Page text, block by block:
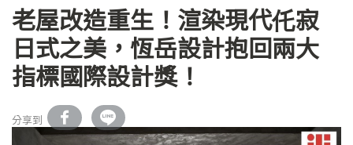
老屋改造重生！渲染現代仛寂
日式之美，恆岳設計抱回兩大
指標國際設計獎！
分享到